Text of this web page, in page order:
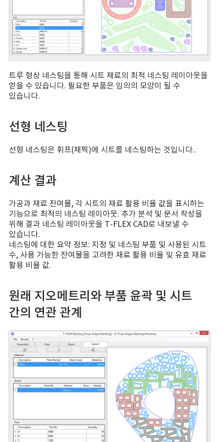
트루 형상 네스팅을 통해 시트 재료의 최적 네스팅 레이아웃을
얻을 수 있습니다. 필요한 부품은 임의의 모양이 될 수
있습니다.
선형 네스팅
선형 네스팅은 휘프(채찍)에 시트를 네스팅하는 것입니다..
계산 결과
가공과 재료 잔여물, 각 시트의 재료 활용 비율 값을 표시하는
기능으로 최적의 네스팅 레이아웃. 추가 분석 및 문서 작성을
위해 결과 네스팅 레이아웃을 T-FLEX CAD로 내보낼 수
있습니다.
네스팅에 대한 요약 정보: 지정 및 네스팅 부품 및 사용된 시트
수, 사용 가능한 잔여물을 고려한 재료 활용 비율 및 유효 재료
활용 비율 값.
원래 지오메트리와 부품 윤곽 및 시트
간의 연관 관계